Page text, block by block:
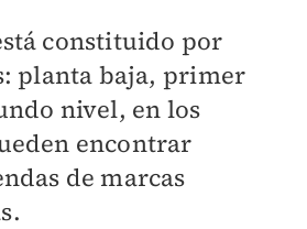
constituido por
planta baja, primer
nivel, en los
encontrar
de marcas